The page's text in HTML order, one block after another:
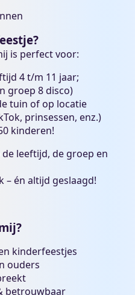
is perfect voor:
4 t/m 11 jaar;
groep 8 disco)
tuin of op locatie
prinsessen, enz.)
kinderen!
leeftijd, de groep en
– én altijd geslaagd!
kinderfeestjes
ouders
betrouwbaar